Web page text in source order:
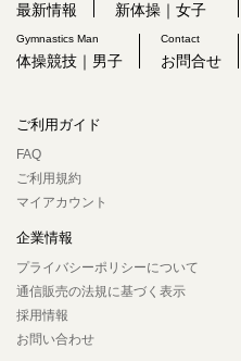
最新情報 新体操｜女子
Gymnastics Man
体操競技｜男子
Contact
お問合せ
ご利用ガイド
FAQ
ご利用規約
マイアカウント
企業情報
プライバシーポリシーについて
通信販売の法規に基づく表示
採用情報
お問い合わせ